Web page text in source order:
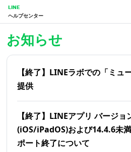
LINE
ヘルプセンター
お知らせ
【終了】LINEラボでの「ミュ
提供
【終了】LINEアプリ バージ
(iOS/iPadOS)および14.4.6未
ポート終了について